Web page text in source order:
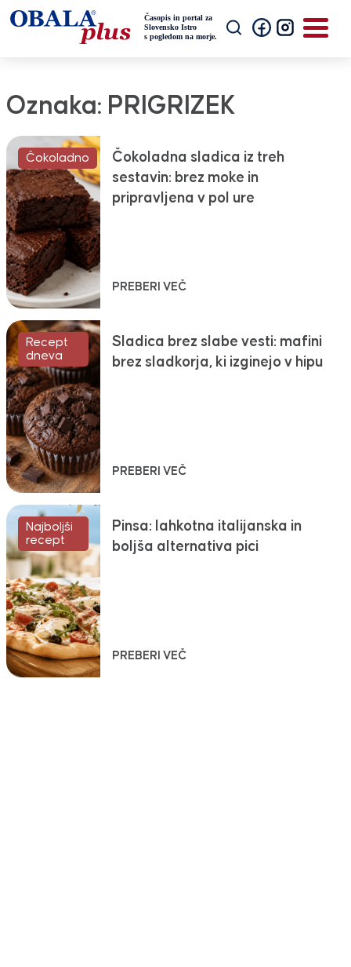
Oznaka: PRIGRIZEK
Čokoladno
Čokoladna sladica iz treh
sestavin: brez moke in
pripravljena v pol ure
PREBERI VEČ
Recept
dneva
Sladica brez slabe vesti: mafini
brez sladkorja, ki izginejo v hipu
PREBERI VEČ
Najboljši
recept
Pinsa: lahkotna italijanska in
boljša alternativa pici
PREBERI VEČ